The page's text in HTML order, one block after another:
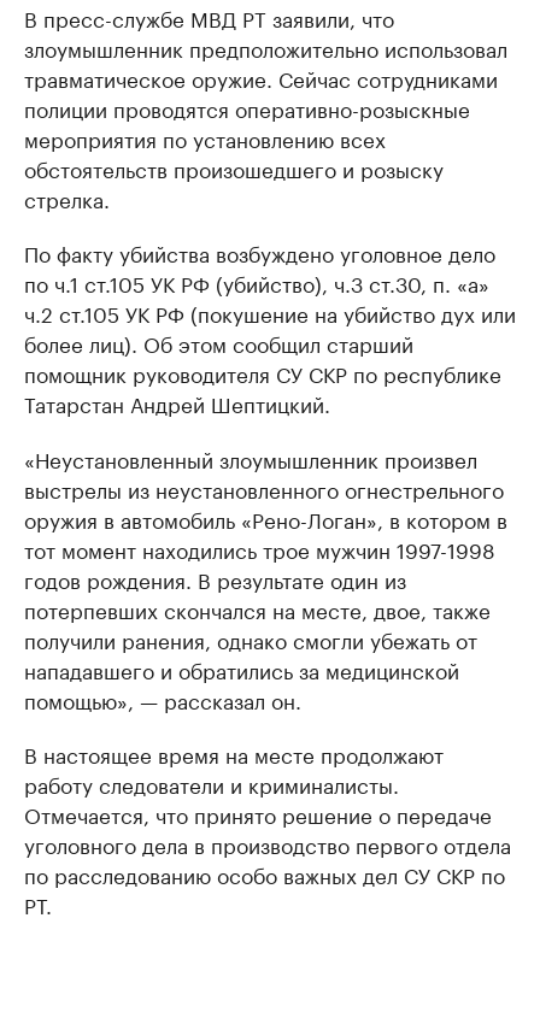
В пресс-службе МВД РТ заявили, что
злоумышленник предположительно использовал
травматическое оружие. Сейчас сотрудниками
полиции проводятся оперативно-розыскные
мероприятия по установлению всех
обстоятельств произошедшего и розыску
стрелка.
По факту убийства возбуждено уголовное дело
по ч.1 ст.105 УК РФ (убийство), ч.3 ст.30, п. «а»
ч.2 ст.105 УК РФ (покушение на убийство дух или
более лиц). Об этом сообщил старший
помощник руководителя СУ СКР по республике
Татарстан Андрей Шептицкий.
«Неустановленный злоумышленник произвел
выстрелы из неустановленного огнестрельного
оружия в автомобиль «Рено-Логан», в котором в
тот момент находились трое мужчин 1997-1998
годов рождения. В результате один из
потерпевших скончался на месте, двое, также
получили ранения, однако смогли убежать от
нападавшего и обратились за медицинской
помощью», — рассказал он.
В настоящее время на месте продолжают
работу следователи и криминалисты.
Отмечается, что принято решение о передаче
уголовного дела в производство первого отдела
по расследованию особо важных дел СУ СКР по
РТ.